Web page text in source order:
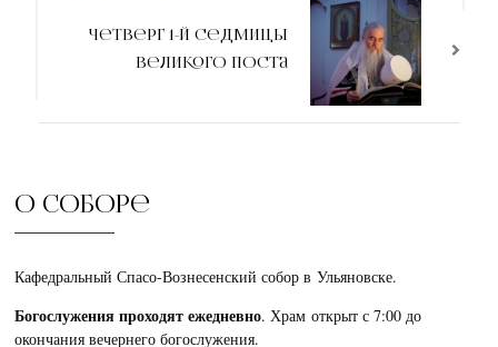
Четверг 1-й седмицы
Великого Поста
О соборе
Кафедральный Спасо-Вознесенский собор в Ульяновске.
Богослужения проходят ежедневно. Храм открыт с 7:00 до
окончания вечернего богослужения.